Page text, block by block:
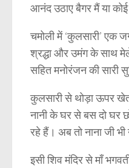
आनंद उठाए बैगर मैं या
चमोली में‘कुलसारी’एक
श्रद्धा और उमंग के साथ
सहित मनोरंजन की सारी
कुलसारी से थोड़ा ऊपर
नानी के घर से बस दो घर
रहे हैं। अब तो नाना जी भी
इसी शिव मंदिर से माँ